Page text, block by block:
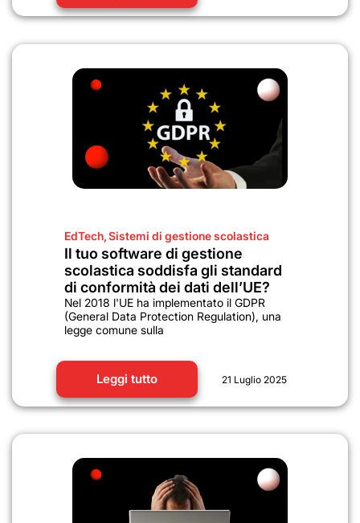
EdTech,Sistemi di gestione scolastica
Il tuo software di gestione
scolastica soddisfa gli standard
di conformità dei dati dell’UE?
Nel 2018 l'UE ha implementato il GDPR
(General Data Protection Regulation), una
legge comune sulla
Leggi tutto 21 Luglio 2025